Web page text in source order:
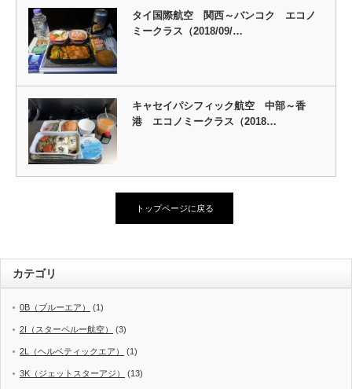
タイ国際航空 関西～バンコク エコノ
ミークラス（2018/09/…
キャセイパシフィック航空 中部～香
港 エコノミークラス（2018…
トップページに戻る
カテゴリ
0B（ブルーエア） (1)
2I（スターペルー航空） (3)
2L（ヘルベティックエア） (1)
3K（ジェットスターアジ） (13)